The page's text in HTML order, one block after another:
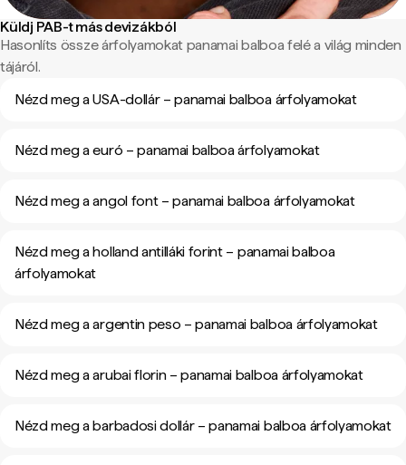
Küldj PAB-t más devizákból
Hasonlíts össze árfolyamokat panamai balboa felé a világ minden
tájáról.
Nézd meg a USA-dollár – panamai balboa árfolyamokat
Nézd meg a euró – panamai balboa árfolyamokat
Nézd meg a angol font – panamai balboa árfolyamokat
Nézd meg a holland antilláki forint – panamai balboa
árfolyamokat
Nézd meg a argentin peso – panamai balboa árfolyamokat
Nézd meg a arubai florin – panamai balboa árfolyamokat
Nézd meg a barbadosi dollár – panamai balboa árfolyamokat